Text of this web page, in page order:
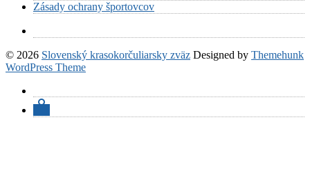
Zásady ochrany športovcov
© 2026 Slovenský krasokorčuliarsky zväz Designed by Themehunk
WordPress Theme